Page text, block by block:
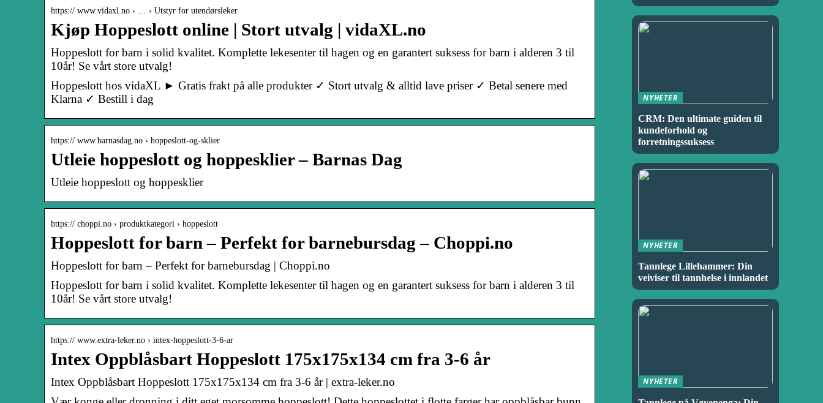
https:// www.vidaxl.no › … › Utstyr for utendørsleker
Kjøp Hoppeslott online | Stort utvalg | vidaXL.no
Hoppeslott for barn i solid kvalitet. Komplette lekesenter til hagen og en garantert suksess for barn i alderen 3 til
10år! Se vårt store utvalg!
Hoppeslott hos vidaXL ► Gratis frakt på alle produkter ✓ Stort utvalg & alltid lave priser ✓ Betal senere med
Klarna ✓ Bestill i dag
https:// www.barnasdag.no › hoppeslott-og-sklier
Utleie hoppeslott og hoppesklier – Barnas Dag
Utleie hoppeslott og hoppesklier
https:// choppi.no › produktkategori › hoppeslott
Hoppeslott for barn – Perfekt for barnebursdag – Choppi.no
Hoppeslott for barn – Perfekt for barnebursdag | Choppi.no
Hoppeslott for barn i solid kvalitet. Komplette lekesenter til hagen og en garantert suksess for barn i alderen 3 til
10år! Se vårt store utvalg!
https:// www.extra-leker.no › intex-hoppeslott-3-6-ar
Intex Oppblåsbart Hoppeslott 175x175x134 cm fra 3-6 år
Intex Oppblåsbart Hoppeslott 175x175x134 cm fra 3-6 år | extra-leker.no
NYHETER
CRM: Den ultimate guiden til
kundeforhold og
forretningssuksess
NYHETER
Tannlege Lillehammer: Din
veiviser til tannhelse i innlandet
NYHETER